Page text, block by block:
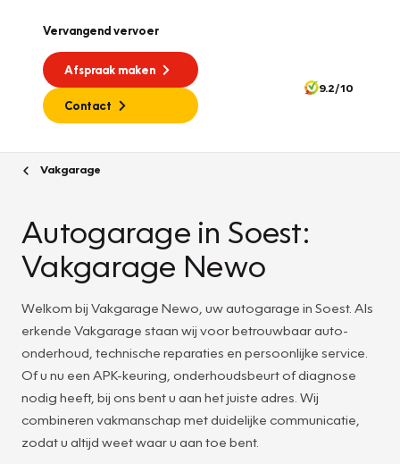
Vervangend vervoer
Afspraak maken
Contact
9.2/10
Vakgarage
Autogarage in Soest:
Vakgarage Newo
Welkom bij Vakgarage Newo, uw autogarage in Soest. Als
erkende Vakgarage staan wij voor betrouwbaar auto-
onderhoud, technische reparaties en persoonlijke service.
Of u nu een APK-keuring, onderhoudsbeurt of diagnose
nodig heeft, bij ons bent u aan het juiste adres. Wij
combineren vakmanschap met duidelijke communicatie,
zodat u altijd weet waar u aan toe bent.